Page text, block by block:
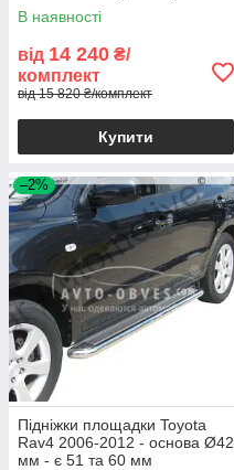
В наявності
від 14 240 ₴/
комплект
від 15 820 ₴/комплект
Купити
–2%
Підніжки площадки Toyota
Rav4 2006-2012 - основа Ø42
мм - є 51 та 60 мм